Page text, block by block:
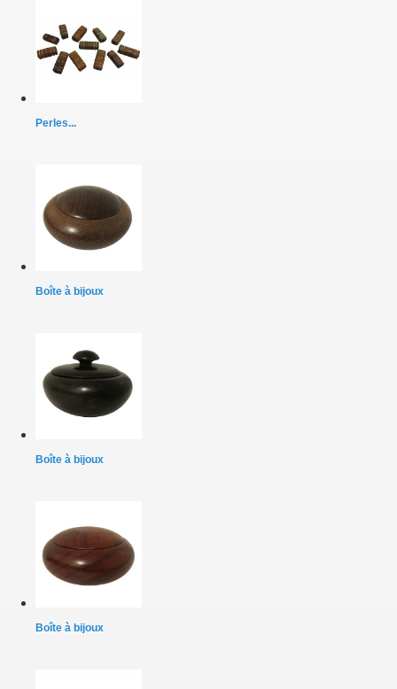
Perles...
Boîte à bijoux
Boîte à bijoux
Boîte à bijoux